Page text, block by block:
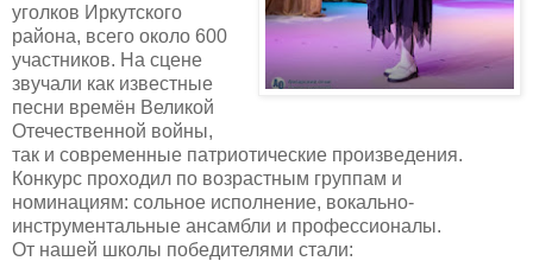
уголков Иркутского
района, всего около 600
участников. На сцене
звучали как известные
песни времён Великой
Отечественной войны,
так и современные патриотические произведения.
Конкурс проходил по возрастным группам и
номинациям: сольное исполнение, вокально-
инструментальные ансамбли и профессионалы.
От нашей школы победителями стали: